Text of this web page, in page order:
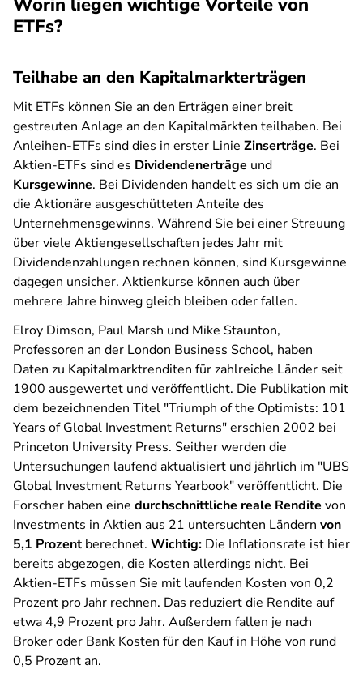
Worin liegen wichtige Vorteile von
ETFs?
Teilhabe an den Kapitalmarkterträgen
Mit ETFs können Sie an den Erträgen einer breit
gestreuten Anlage an den Kapitalmärkten teilhaben. Bei
Anleihen-ETFs sind dies in erster Linie Zinserträge. Bei
Aktien-ETFs sind es Dividendenerträge und
Kursgewinne. Bei Dividenden handelt es sich um die an
die Aktionäre ausgeschütteten Anteile des
Unternehmensgewinns. Während Sie bei einer Streuung
über viele Aktiengesellschaften jedes Jahr mit
Dividendenzahlungen rechnen können, sind Kursgewinne
dagegen unsicher. Aktienkurse können auch über
mehrere Jahre hinweg gleich bleiben oder fallen.
Elroy Dimson, Paul Marsh und Mike Staunton,
Professoren an der London Business School, haben
Daten zu Kapitalmarktrenditen für zahlreiche Länder seit
1900 ausgewertet und veröffentlicht. Die Publikation mit
dem bezeichnenden Titel "Triumph of the Optimists: 101
Years of Global Investment Returns" erschien 2002 bei
Princeton University Press. Seither werden die
Untersuchungen laufend aktualisiert und jährlich im "UBS
Global Investment Returns Yearbook" veröffentlicht. Die
Forscher haben eine durchschnittliche reale Rendite von
Investments in Aktien aus 21 untersuchten Ländern von
5,1 Prozentberechnet. Wichtig: Die Inflationsrate ist hier
bereits abgezogen, die Kosten allerdings nicht. Bei
Aktien-ETFs müssen Sie mit laufenden Kosten von 0,2
Prozent pro Jahr rechnen. Das reduziert die Rendite auf
etwa 4,9 Prozent pro Jahr. Außerdem fallen je nach
Broker oder Bank Kosten für den Kauf in Höhe von rund
0,5 Prozent an.